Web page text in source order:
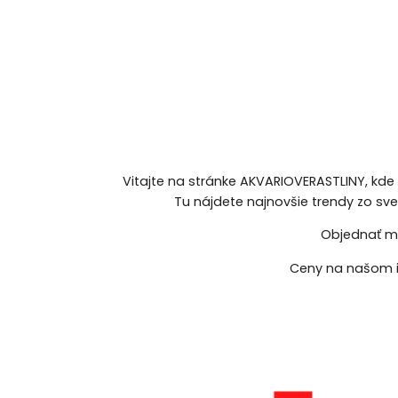
Vitajte na stránke AKVARIOVERASTLINY,
Tu nájdete najnovšie trendy zo
Objednať
Ceny na